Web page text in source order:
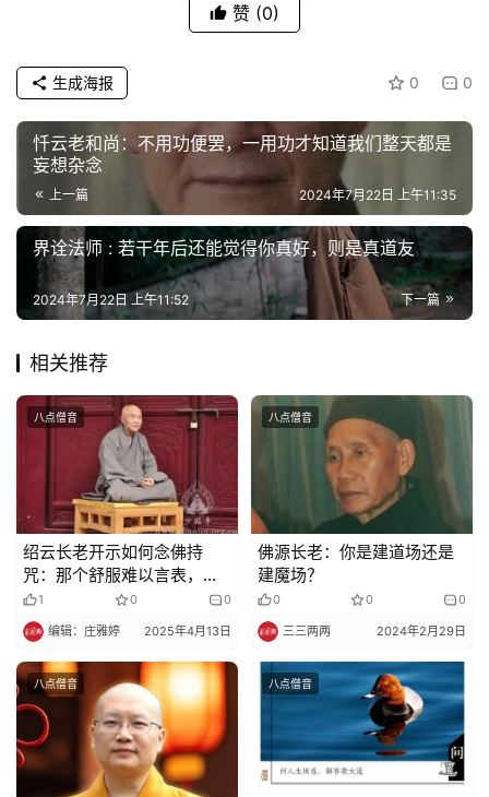
赞 (0)
0 0
生成海报
忏云老和尚：不用功便罢，一用功才知道我们整天都是
妄想杂念
上一篇 2024年7月22日 上午11:35
界诠法师 : 若干年后还能觉得你真好，则是真道友
下一篇
2024年7月22日 上午11:52
相关推荐
八点僧音
绍云长老开示如何念佛持
咒：那个舒服难以言表，比
你吃任何好东西还要好
1 0 0
编辑：庄雅婷 2025年4月13日
八点僧音
佛源长老：你是建道场还是
建魔场？
0 0 0
三三两两 2024年2月29日
八点僧音 八点僧音